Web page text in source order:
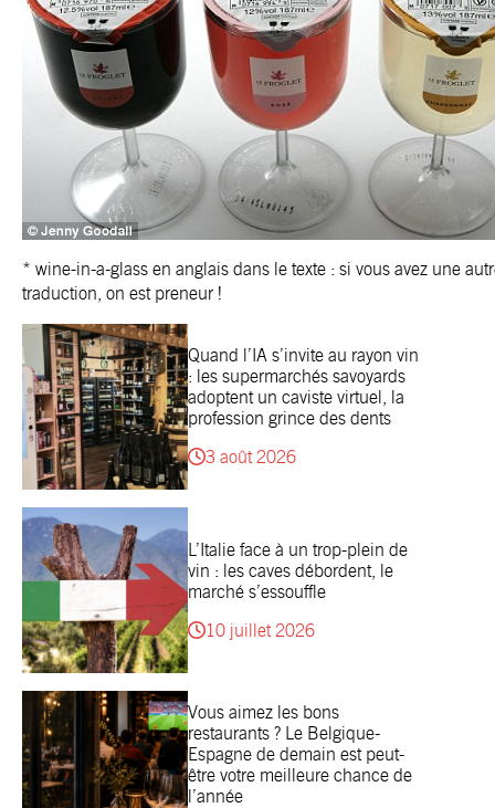
* wine-in-a-glass en anglais dans le texte : si vous avez une
traduction, on est preneur !
Quand l’IA s’invite au rayon vin
: les supermarchés savoyards
adoptent un caviste virtuel, la
profession grince des dents
3 août 2026
L’Italie face à un trop-plein de
vin : les caves débordent, le
marché s’essouffle
10 juillet 2026
Vous aimez les bons
restaurants ? Le Belgique-
Espagne de demain est peut-
être votre meilleure chance de
l’année